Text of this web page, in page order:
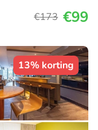
€173 €99
13% korting